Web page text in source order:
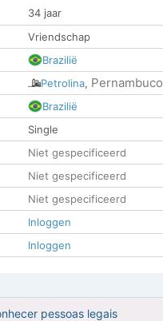
34 jaar
Vriendschap
Brazilië
Petrolina, Pernambuco
Brazilië
Single
Niet gespecificeerd
Niet gespecificeerd
Niet gespecificeerd
Inloggen
Inloggen
pessoas legais